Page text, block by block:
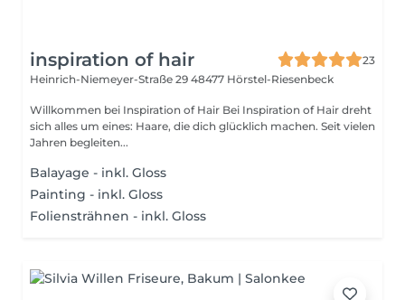
inspiration of hair
23
Heinrich-Niemeyer-Straße 29 48477 Hörstel-Riesenbeck
Willkommen bei Inspiration of Hair Bei Inspiration of Hair dreht
sich alles um eines: Haare, die dich glücklich machen. Seit vielen
Jahren begleiten...
Balayage - inkl. Gloss
Painting - inkl. Gloss
Foliensträhnen - inkl. Gloss